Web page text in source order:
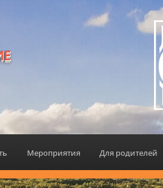
Мероприятия Для родителей